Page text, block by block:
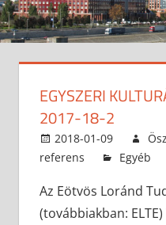
EGYSZERI
2017-18-2
2018-01-09
referens
Egyéb
Az Eötvös Loránd
(továbbiakban: